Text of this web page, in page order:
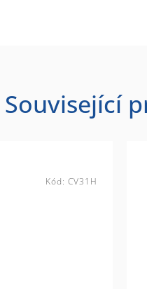
Související
Kód: CV31H